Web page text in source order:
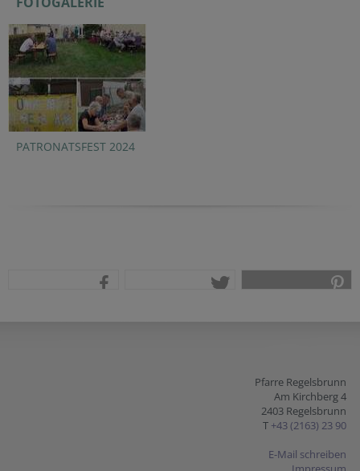
PATRONATSFEST 2024
Pfarre Regelsbrunn
Am Kirchberg 4
2403 Regelsbrunn
T +43 (2163) 23 90
E-Mail schreiben